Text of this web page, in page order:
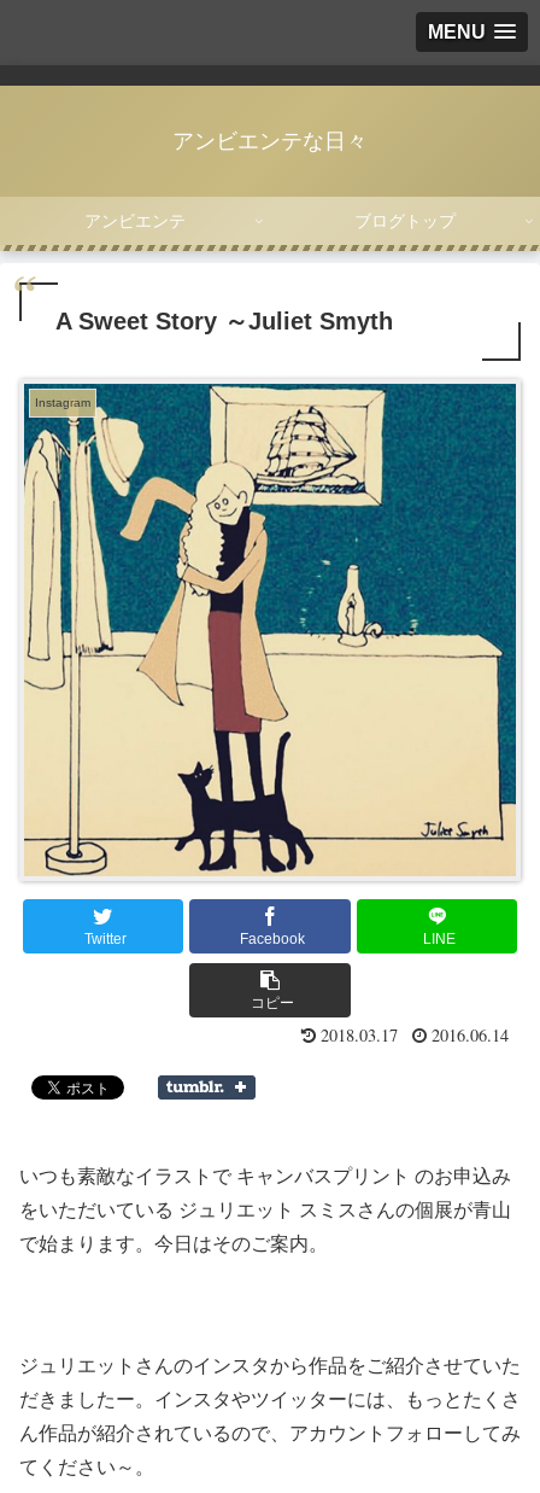
MENU
アンビエンテな日々
アンビエンテ ブログトップ
A Sweet Story ～Juliet Smyth
Instagram
Twitter Facebook LINE
コピー
2018.03.17 2016.06.14
いつも素敵なイラストで キャンバスプリント のお申込み
をいただいている ジュリエット スミスさんの個展が青山
で始まります。今日はそのご案内。
ジュリエットさんのインスタから作品をご紹介させていた
だきましたー。インスタやツイッターには、もっとたくさ
ん作品が紹介されているので、アカウントフォローしてみ
てください～。